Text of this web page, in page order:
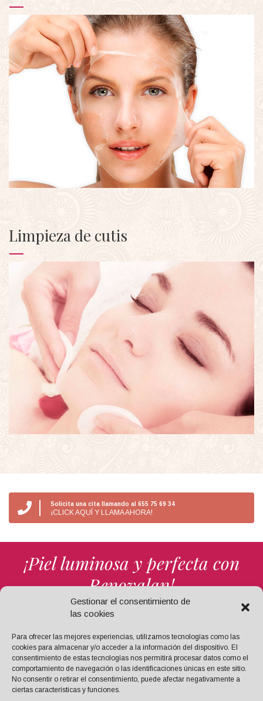
Gestionar el consentimiento de
las cookies
Para ofrecer las mejores experiencias, utilizamos tecnologías como las
cookies para almacenar y/o acceder a la información del dispositivo. El
consentimiento de estas tecnologías nos permitirá procesar datos como el
comportamiento de navegación o las identificaciones únicas en este sitio.
No consentir o retirar el consentimiento, puede afectar negativamente a
ciertas características y funciones.
Limpieza de cutis
Solicita una cita llamando al 655 75 69 34
¡CLICK AQUÍ Y LLAMA AHORA!
¡Piel luminosa y perfecta con
Renovalan!
PIDE TU CITA